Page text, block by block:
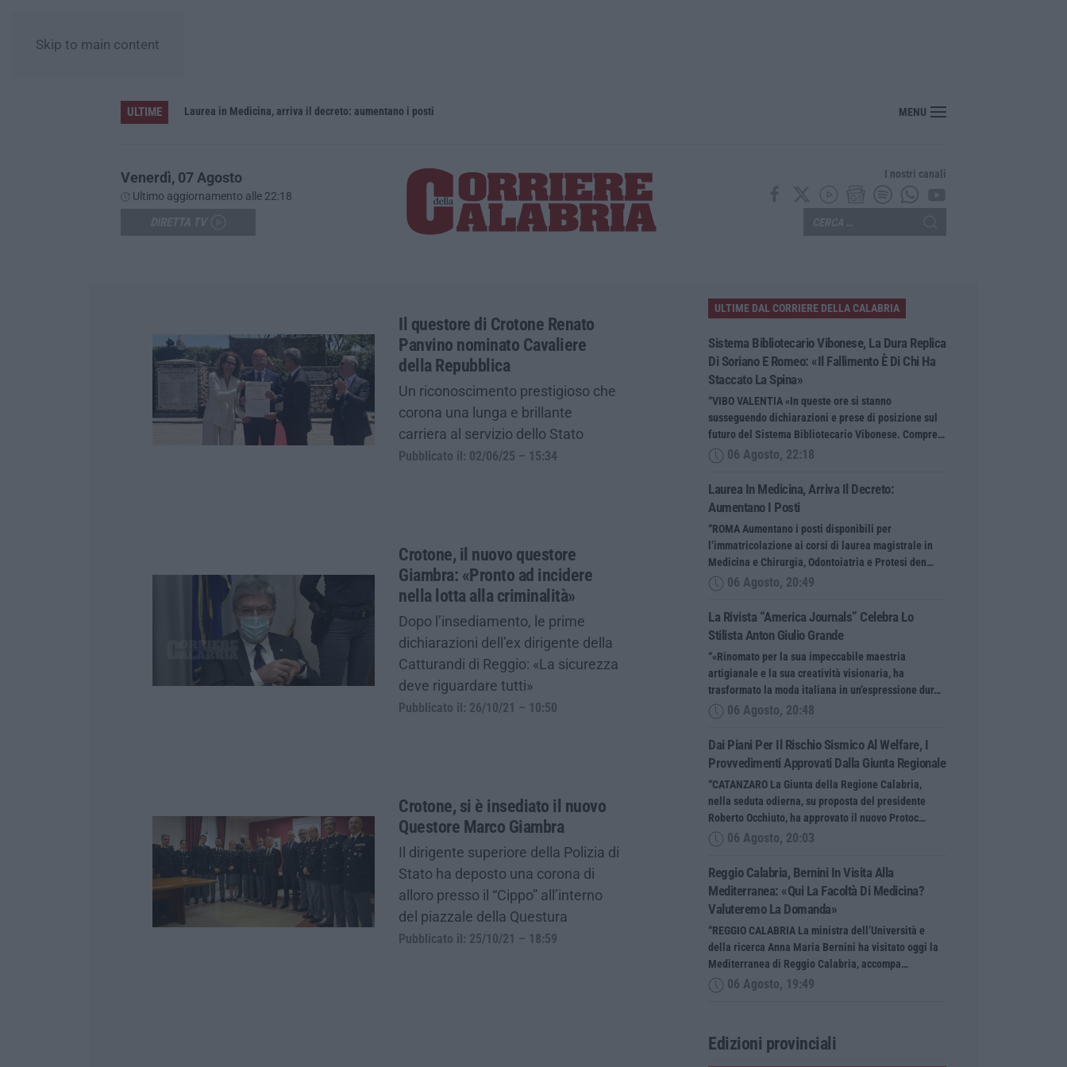
Skip to main content
ULTIME
Sistema bibliotecario vibonese, la dura replica di Soriano e Romeo: «Il fallimento è di chi ha staccato la spina» Laurea in Medicina, arriva il decreto: aumentano i posti La rivista “America Journals” celebra lo stilista Anton Giulio Grande
MENU
Venerdì, 07 Agosto
Ultimo aggiornamento alle 22:18
I nostri canali
Il questore di Crotone Renato
Panvino nominato Cavaliere
della Repubblica
Un riconoscimento prestigioso che
corona una lunga e brillante
carriera al servizio dello Stato
Pubblicato il: 02/06/25 – 15:34
Crotone, il nuovo questore
Giambra: «Pronto ad incidere
nella lotta alla criminalità»
Dopo l’insediamento, le prime
dichiarazioni dell’ex dirigente della
Catturandi di Reggio: «La sicurezza
deve riguardare tutti»
Pubblicato il: 26/10/21 – 10:50
Crotone, si è insediato il nuovo
Questore Marco Giambra
Il dirigente superiore della Polizia di
Stato ha deposto una corona di
alloro presso il “Cippo” all’interno
del piazzale della Questura
Pubblicato il: 25/10/21 – 18:59
ULTIME DAL CORRIERE DELLA CALABRIA
Sistema Bibliotecario Vibonese, La Dura Replica
Di Soriano E Romeo: «Il Fallimento È Di Chi Ha
Staccato La Spina»
“VIBO VALENTIA «In queste ore si stanno
susseguendo dichiarazioni e prese di posizione sul
futuro del Sistema Bibliotecario Vibonese. Compre…
06 Agosto, 22:18
Laurea In Medicina, Arriva Il Decreto:
Aumentano I Posti
“ROMA Aumentano i posti disponibili per
l’immatricolazione ai corsi di laurea magistrale in
Medicina e Chirurgia, Odontoiatria e Protesi den…
06 Agosto, 20:49
La Rivista “America Journals” Celebra Lo
Stilista Anton Giulio Grande
“«Rinomato per la sua impeccabile maestria
artigianale e la sua creatività visionaria, ha
trasformato la moda italiana in un’espressione dur…
06 Agosto, 20:48
Dai Piani Per Il Rischio Sismico Al Welfare, I
Provvedimenti Approvati Dalla Giunta Regionale
“CATANZARO La Giunta della Regione Calabria,
nella seduta odierna, su proposta del presidente
Roberto Occhiuto, ha approvato il nuovo Protoc…
06 Agosto, 20:03
Reggio Calabria, Bernini In Visita Alla
Mediterranea: «Qui La Facoltà Di Medicina?
Valuteremo La Domanda»
“REGGIO CALABRIA La ministra dell’Università e
della ricerca Anna Maria Bernini ha visitato oggi la
Mediterranea di Reggio Calabria, accompa…
06 Agosto, 19:49
Edizioni provinciali